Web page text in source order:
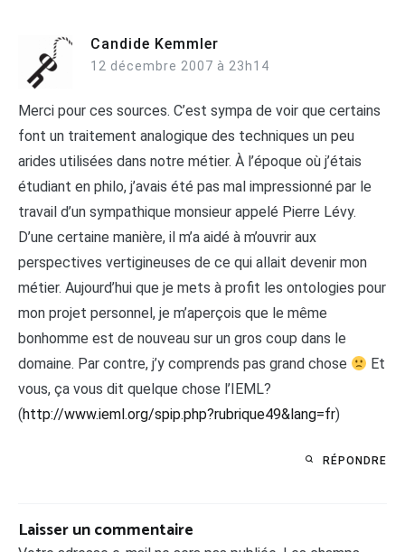
Candide Kemmler
12 décembre 2007 à 23h14
Merci pour ces sources. C’est sympa de voir que certains
font un traitement analogique des techniques un peu
arides utilisées dans notre métier. À l’époque où j’étais
étudiant en philo, j’avais été pas mal impressionné par le
travail d’un sympathique monsieur appelé Pierre Lévy.
D’une certaine manière, il m’a aidé à m’ouvrir aux
perspectives vertigineuses de ce qui allait devenir mon
métier. Aujourd’hui que je mets à profit les ontologies pour
mon projet personnel, je m’aperçois que le même
bonhomme est de nouveau sur un gros coup dans le
domaine. Par contre, j’y comprends pas grand chose
Et
vous, ça vous dit quelque chose l’IEML?
(http://www.ieml.org/spip.php?rubrique49&lang=fr)
RÉPONDRE
Laisser un commentaire